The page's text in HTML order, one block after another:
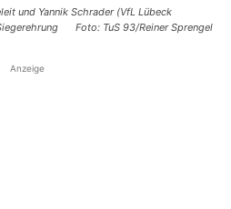
und Yannik Schrader (VfL Lübeck
Foto: TuS 93/Reiner Sprengel
Anzeige